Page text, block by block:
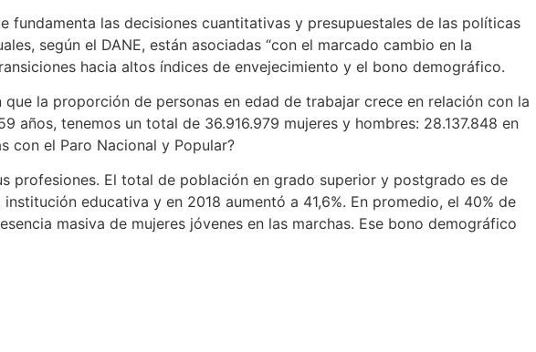
las decisiones cuantitativas y presupuestales de las políticas
según el DANE, están asociadas “con el marcado cambio en la
hacia altos índices de envejecimiento y el bono demográfico.
la proporción de personas en edad de trabajar crece en relación con la
años, tenemos un total de 36.916.979 mujeres y hombres: 28.137.848 en
con el Paro Nacional y Popular?
profesiones. El total de población en grado superior y postgrado es de
educativa y en 2018 aumentó a 41,6%. En promedio, el 40% de
masiva de mujeres jóvenes en las marchas. Ese bono demográfico